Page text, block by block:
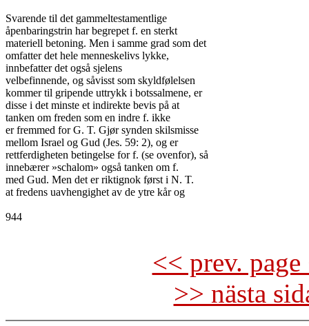
Svarende til det gammeltestamentlige
åpenbaringstrin har begrepet f. en sterkt
materiell betoning. Men i samme grad som det
omfatter det hele menneskelivs lykke,
innbefatter det også sjelens
velbefinnende, og såvisst som skyldfølelsen
kommer til gripende uttrykk i botssalmene, er
disse i det minste et indirekte bevis på at
tanken om freden som en indre f. ikke
er fremmed for G. T. Gjør synden skilsmisse
mellom Israel og Gud (Jes. 59: 2), og er
rettferdigheten betingelse for f. (se ovenfor), så
innebærer »schalom» også tanken om f.
med Gud. Men det er riktignok først i N. T.
at fredens uavhengighet av de ytre kår og
944
<< prev.
>> nästa